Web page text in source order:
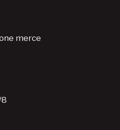
merce